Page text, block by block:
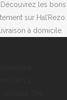
Découvrez les bons
sur Hal’Rezo.
à domicile.